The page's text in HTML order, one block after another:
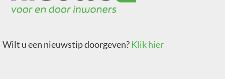
Wilt u een nieuwstip doorgeven?Klik hier